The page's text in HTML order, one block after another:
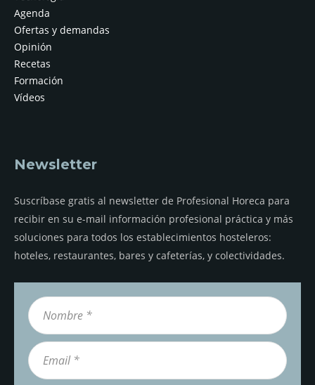
Agenda
Ofertas y demandas
Opinión
Recetas
Formación
Vídeos
Newsletter
Suscríbase gratis al newsletter de Profesional Horeca para
recibir en su e-mail información profesional práctica y más
soluciones para todos los establecimientos hosteleros:
hoteles, restaurantes, bares y cafeterías, y colectividades.